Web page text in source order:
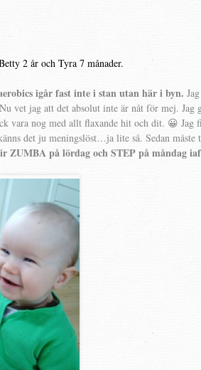
2 år och Tyra 7 månader.
igår fast inte i stan utan här i byn.
vet jag att det absolut inte är nåt för mej. Jag
vara nog med allt flaxande hit och dit. 😀 Jag
det ju meningslöst…ja lite så. Sedan
ZUMBA på lördag och STEP på måndag